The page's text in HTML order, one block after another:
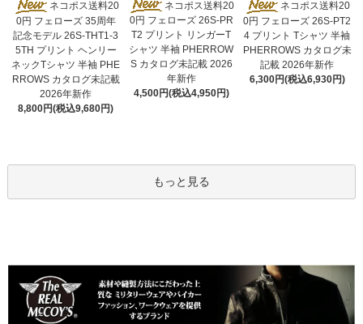
ネコポス送料20
0円 フェローズ 35周年
記念モデル 26S-THT1-3
5TH プリント ヘンリー
ネックTシャツ 半袖 PHE
RROWS カタログ未記載
2026年新作
8,800円(税込9,680円)
ネコポス送料20
0円 フェローズ 26S-PR
T2 プリント リンガーT
シャツ 半袖 PHERROW
S カタログ未記載 2026
年新作
4,500円(税込4,950円)
ネコポス送料20
0円 フェローズ 26S-PT2
4 プリント Tシャツ 半袖
PHERROWS カタログ未
記載 2026年新作
6,300円(税込6,930円)
もっと見る